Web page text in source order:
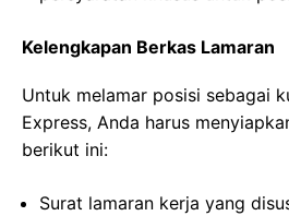
Kelengkapan Berkas Lamaran
Untuk melamar posisi sebagai
Express, Anda harus
berikut ini:
Surat lamaran kerja yang